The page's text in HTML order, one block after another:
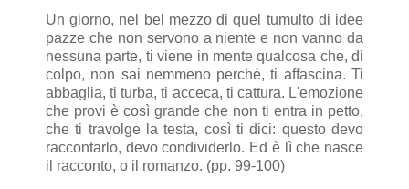
Un giorno, nel bel mezzo di quel tumulto di idee
pazze che non servono a niente e non vanno da
nessuna parte, ti viene in mente qualcosa che, di
colpo, non sai nemmeno perché, ti affascina. Ti
abbaglia, ti turba, ti acceca, ti cattura. L'emozione
che provi è così grande che non ti entra in petto,
che ti travolge la testa, così ti dici: questo devo
raccontarlo, devo condividerlo. Ed è lì che nasce
il racconto, o il romanzo. (pp. 99-100)